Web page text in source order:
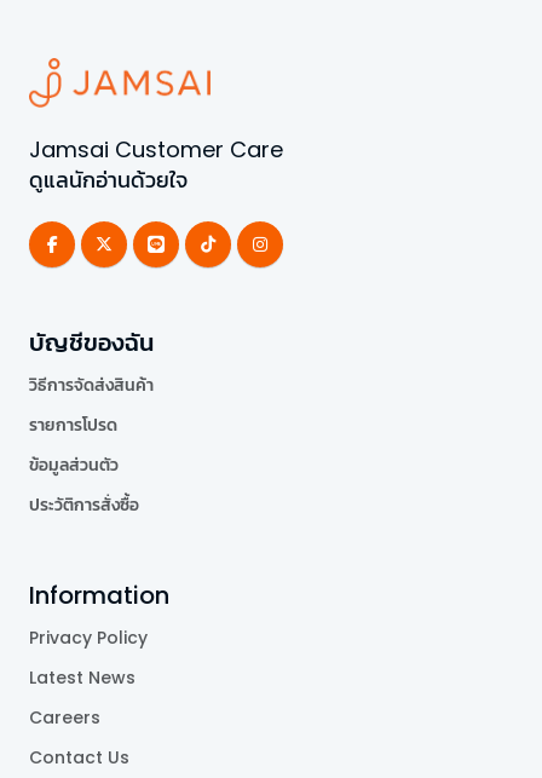
Jamsai Customer Care
ดูแลนักอ่านด้วยใจ
บัญชีของฉัน
วิธีการจัดส่งสินค้า
รายการโปรด
ข้อมูลส่วนตัว
ประวัติการสั่งซื้อ
Information
Privacy Policy
Latest News
Careers
Contact Us